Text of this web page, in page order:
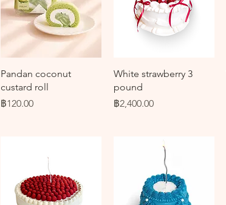
ดูข้อมูลด่วน
Pandan coconut
custard roll
ราคา
฿120.00
ดูข้อมูลด่วน
White strawberry 3
pound
ราคา
฿2,400.00